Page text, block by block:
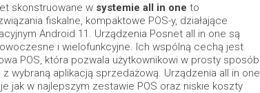
skonstruowane w systemie all in one to
fiskalne, kompaktowe POS-y, działające
Android 11. Urządzenia Posnet all in one są
i wielofunkcyjne. Ich wspólną cechą jest
POS, która pozwala użytkownikowi w prosty sposób
wybraną aplikacją sprzedażową. Urządzenia all in one
jak w najlepszym zestawie POS oraz niskie koszty